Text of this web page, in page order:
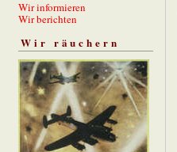
Wir informieren
Wir berichten
Wir räuchern